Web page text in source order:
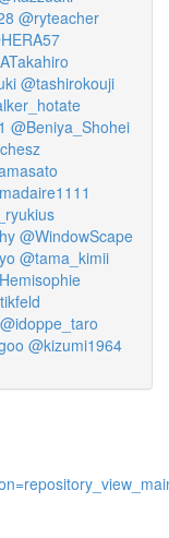
@ryteacher
@tashirokouji
@Beniya_Shohei
@WindowScape
@tama_kimii
@idoppe_taro
@kizumi1964